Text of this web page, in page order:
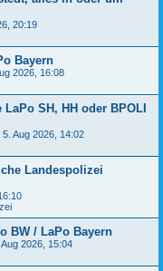
20:19
Bayern
2026, 16:08
SH, HH oder BPOLI
5. Aug 2026, 14:02
Landespolizei
BW / LaPo Bayern
2026, 15:04